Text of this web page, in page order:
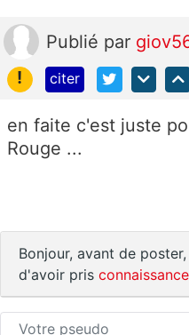
Publié par
!
citer
en faite c'est juste
Rouge ...
Bonjour, avant de
d'avoir pris